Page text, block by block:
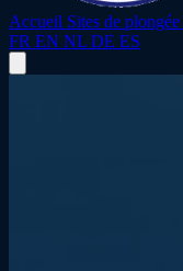
Accueil Sites de plongée
FR EN NL DE ES